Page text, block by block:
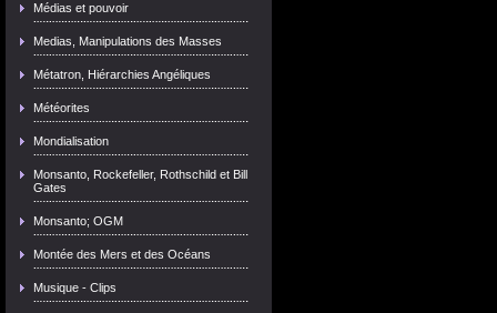
Médias et pouvoir
Medias, Manipulations des Masses
Métatron, Hiérarchies Angéliques
Météorites
Mondialisation
Monsanto, Rockefeller, Rothschild et Bill
Gates
Monsanto; OGM
Montée des Mers et des Océans
Musique - Clips